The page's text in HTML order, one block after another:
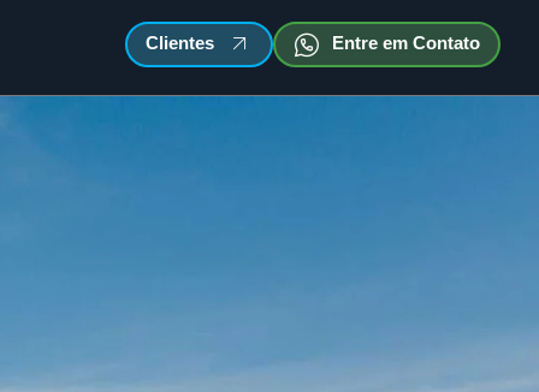
Clientes Entre em Contato